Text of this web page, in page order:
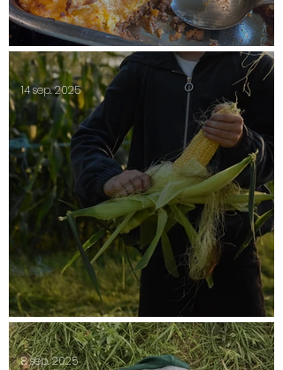
Shepherds paj
Säsongsavslutning 2025
14 sep. 2025
8 sep. 2025